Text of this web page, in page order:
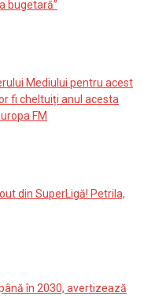
bugetară”
Mediului pentru acest
fi cheltuiți anul acesta
FM
din SuperLigă! Petrila,
în 2030, avertizează